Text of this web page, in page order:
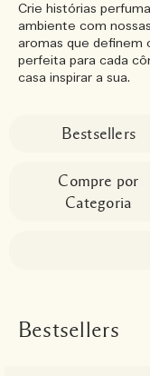
Crie histórias
ambiente com
aromas que definem
perfeita para cada
casa inspirar a sua.
Bestsellers
Compre por
Categoria
Bestsellers